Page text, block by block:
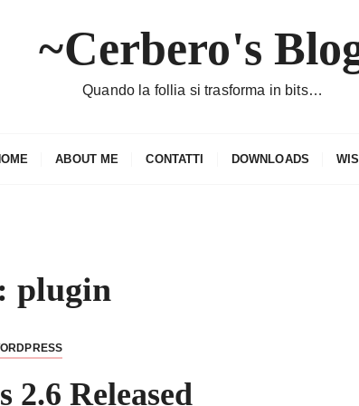
~Cerbero's
Quando la follia si trasforma in bits…
ABOUT ME CONTATTI DOWNLOADS
plugin
2.6 Released